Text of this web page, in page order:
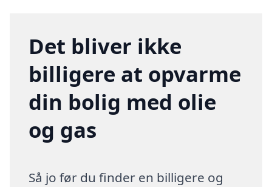
Det bliver ikke
billigere at opvarme
din bolig med olie
og gas
Så jo før du finder en billigere og